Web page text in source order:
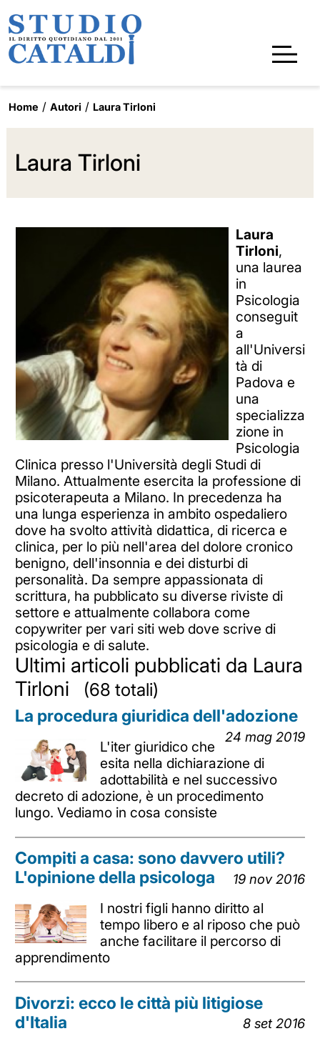
Home Autori Laura Tirloni
Laura Tirloni
Laura
Tirloni,
una laurea
in
Psicologia
conseguit
a
all'Universi
tà di
Padova e
una
specializza
zione in
Psicologia
Clinica presso l'Università degli Studi di
Milano. Attualmente esercita la professione di
psicoterapeuta a Milano. In precedenza ha
una lunga esperienza in ambito ospedaliero
dove ha svolto attività didattica, di ricerca e
clinica, per lo più nell'area del dolore cronico
benigno, dell'insonnia e dei disturbi di
personalità. Da sempre appassionata di
scrittura, ha pubblicato su diverse riviste di
settore e attualmente collabora come
copywriter per vari siti web dove scrive di
psicologia e di salute.
Ultimi articoli pubblicati da Laura
Tirloni
(68 totali)
La procedura giuridica dell'adozione
24 mag 2019
L'iter giuridico che
esita nella dichiarazione di
adottabilità e nel successivo
decreto di adozione, è un procedimento
lungo. Vediamo in cosa consiste
Compiti a casa: sono davvero utili?
L'opinione della psicologa
19 nov 2016
I nostri figli hanno diritto al
tempo libero e al riposo che può
anche facilitare il percorso di
apprendimento
Divorzi: ecco le città più litigiose
d'Italia
8 set 2016